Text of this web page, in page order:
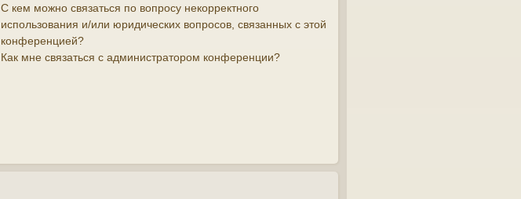
С кем можно связаться по вопросу некорректного
использования и/или юридических вопросов, связанных с этой
конференцией?
Как мне связаться с администратором конференции?